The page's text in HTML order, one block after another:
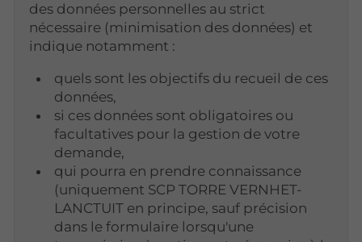
des données personnelles au strict
nécessaire (minimisation des données) et
indique notamment :
quels sont les objectifs du recueil de ces
données,
si ces données sont obligatoires ou
facultatives pour la gestion de votre
demande,
qui pourra en prendre connaissance
(uniquement SCP TORRE VERNHET-
LANCTUIT en principe, sauf précision
dans le formulaire lorsqu'une